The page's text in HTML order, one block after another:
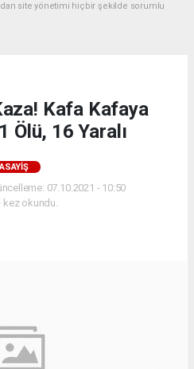
site yönetimi hiçbir şekilde sorumlu
Kafa Kafaya
Ölü, 16 Yaralı
ASAYIŞ
07.10.2021 - 10:50
kez okundu.